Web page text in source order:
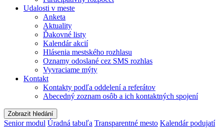
Udalosti v meste
Anketa
Aktuality
Ďakovné listy
Kalendár akcií
Hlásenia mestského rozhlasu
Oznamy odoslané cez SMS rozhlas
Vyvraciame mýty
Kontakt
Kontakty podľa oddelení a referátov
Abecedný zoznam osôb a ich kontaktných spojení
Zobrazit hledání
Senior modul Úradná tabuľa Transparentné mesto Kalendár podujatí